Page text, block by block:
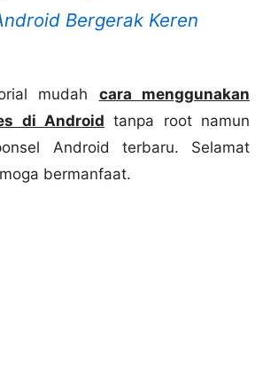
Bergerak Keren
mudah cara menggunakan
di Android tanpa root namun
Android terbaru. Selamat
bermanfaat.